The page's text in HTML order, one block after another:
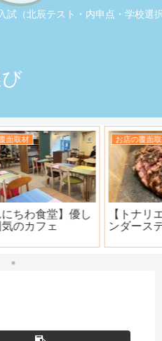
（北辰テスト・内申点・学校選
お店の覆面取材
地元本格寿司屋。おり
田。
お
【
ー